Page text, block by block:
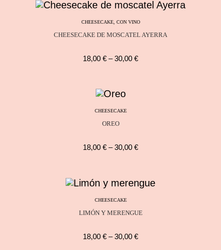
CHEESECAKE, CON VINO
CHEESECAKE DE MOSCATEL AYERRA
18,00 € –30,00 €
CHEESECAKE
OREO
18,00 € –30,00 €
CHEESECAKE
LIMÓN Y MERENGUE
18,00 € –30,00 €